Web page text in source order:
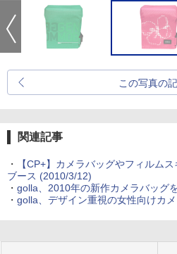
この写真の
関連記事
・
【CP+】カメラバッグやフィルム
ブース (2010/3/12)
・ golla、2010年の新作カメラバッグ
・ golla、デザイン重視の女性向けカ